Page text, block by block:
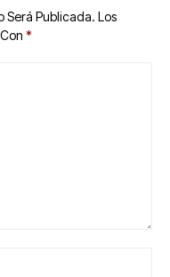
Será Publicada. Los
*